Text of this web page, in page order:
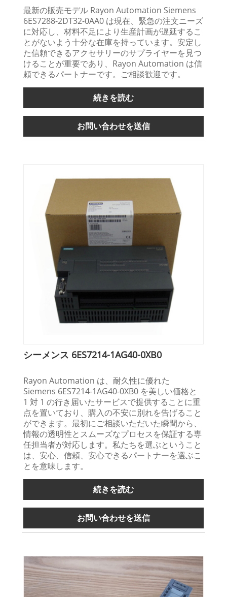
最新の販売モデル Rayon Automation Siemens
6ES7288-2DT32-0AA0 は現在、緊急の注文ニーズ
に対応し、材料不足により生産計画が遅延するこ
とがないよう十分な在庫を持っています。安定し
た信頼できるアクセサリーのサプライヤーを見つ
けることが重要であり、Rayon Automation は信
頼できるパートナーです。ご相談歓迎です。
続きを読む
お問い合わせを送信
シーメンス 6ES7214-1AG40-0XB0
Rayon Automation は、耐久性に優れた
Siemens 6ES7214-1AG40-0XB0 を美しい価格と
1 対 1 の行き届いたサービスで提供することに重
点を置いており、購入の不安に別れを告げること
ができます。最初にご相談いただいた瞬間から、
情報の透明性とスムーズなプロセスを保証する専
任担当者が対応します。私たちを選ぶということ
は、安心、信頼、安心できるパートナーを選ぶこ
とを意味します。
続きを読む
お問い合わせを送信